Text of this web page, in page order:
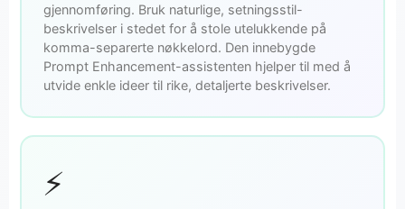
gjennomføring. Bruk naturlige, setningsstil-
beskrivelser i stedet for å stole utelukkende på
komma-separerte nøkkelord. Den innebygde
Prompt Enhancement-assistenten hjelper til med å
utvide enkle ideer til rike, detaljerte beskrivelser.
⚡